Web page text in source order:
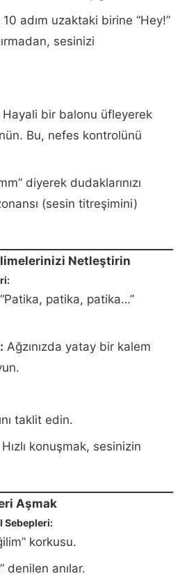
10 adım uzaktaki birine “Hey!”
sesinizi
Hayali bir balonu üfleyerek
Bu, nefes kontrolünü
diyerek dudaklarınızı
(sesin titreşimini)
Netleştirin
“Patika, patika, patika…”
Ağzınızda yatay bir kalem
taklit edin.
Hızlı konuşmak, sesinizin
Aşmak
Sebepleri:
korkusu.
denilen anılar.